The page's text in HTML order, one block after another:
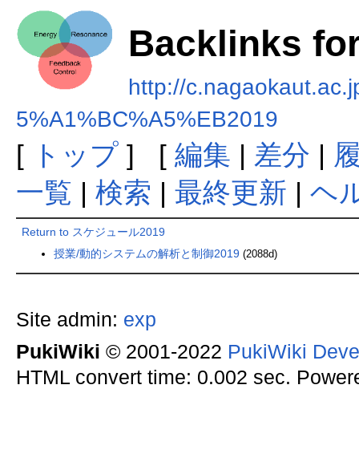
Backlinks
http://
5%A1%BC%A5%EB2019
[ トップ] [ 編集 | 差分 |
一覧 | 検索 | 最終更新 | ヘ
Return to スケジュール2019
授業/動的システムの解析と制御2019(2088d)
Site admin: exp
PukiWiki © 2001-2022 PukiWiki
HTML convert time: 0.002 sec.